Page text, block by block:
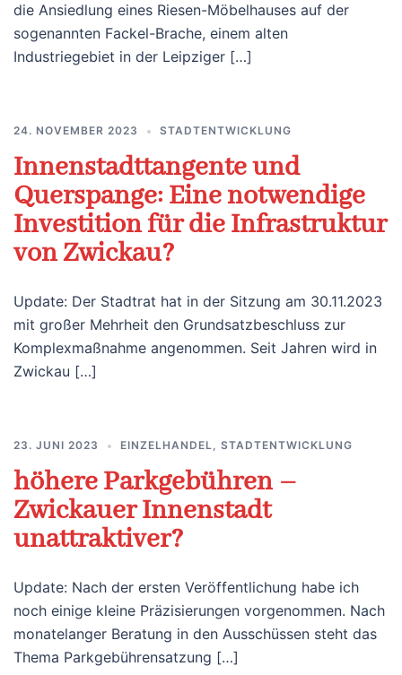
die Ansiedlung eines Riesen-Möbelhauses auf der
sogenannten Fackel-Brache, einem alten
Industriegebiet in der Leipziger […]
24. NOVEMBER 2023 STADTENTWICKLUNG
Innenstadttangente und
Querspange: Eine notwendige
Investition für die Infrastruktur
von Zwickau?
Update: Der Stadtrat hat in der Sitzung am 30.11.2023
mit großer Mehrheit den Grundsatzbeschluss zur
Komplexmaßnahme angenommen. Seit Jahren wird in
Zwickau […]
23. JUNI 2023 EINZELHANDEL, STADTENTWICKLUNG
höhere Parkgebühren –
Zwickauer Innenstadt
unattraktiver?
Update: Nach der ersten Veröffentlichung habe ich
noch einige kleine Präzisierungen vorgenommen. Nach
monatelanger Beratung in den Ausschüssen steht das
Thema Parkgebührensatzung […]